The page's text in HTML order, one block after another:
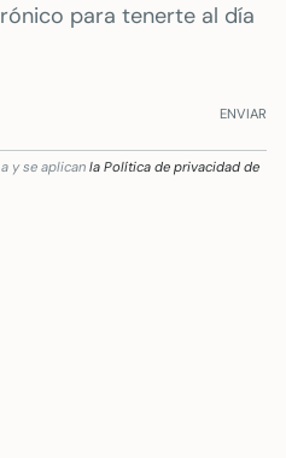
para tenerte al día
ENVIAR
y se aplican la Política de privacidad de